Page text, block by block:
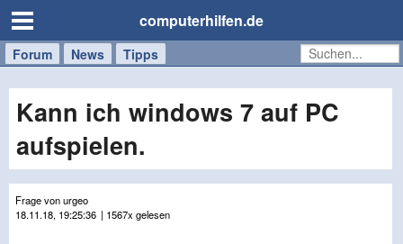
computerhilfen.de
Forum News Tipps
Handy
Tablet
Windows
Mac
Kann ich windows 7 auf PC
aufspielen.
Frage von urgeo
18.11.18, 19:25:36 | 1567x gelesen